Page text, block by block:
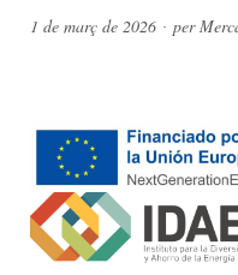
1 de març de 2026 per